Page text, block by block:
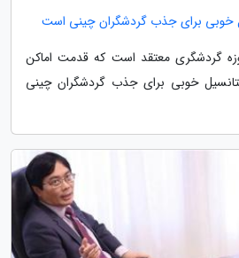
خوبی برای جذب گردشگران چینی است
گردشگری معتقد است که قدمت اماکن
خوبی برای جذب گردشگران چینی